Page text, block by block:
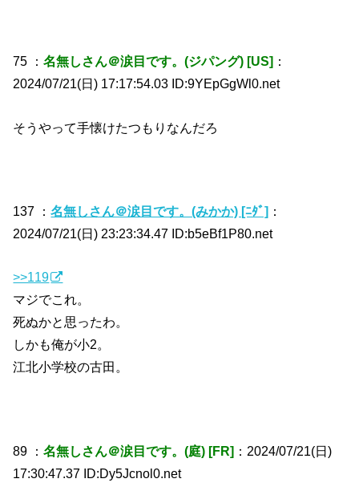
75 ：名無しさん＠涙目です。(ジパング) [US] ：
2024/07/21(日) 17:17:54.03 ID:9YEpGgWl0.net
そうやって手懐けたつもりなんだろ
137 ：名無しさん＠涙目です。(みかか) [ﾆﾀﾞ] ：
2024/07/21(日) 23:23:34.47 ID:b5eBf1P80.net
>>119
マジでこれ。
死ぬかと思ったわ。
しかも俺が小2。
江北小学校の古田。
89 ：名無しさん＠涙目です。(庭) [FR] ：2024/07/21(日)
17:30:47.37 ID:Dy5Jcnol0.net